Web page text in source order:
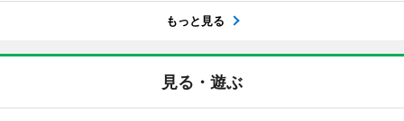
もっと見る
見る・遊ぶ